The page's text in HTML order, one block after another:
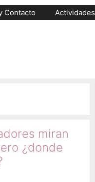
Contacto Actividades
miran
¿donde